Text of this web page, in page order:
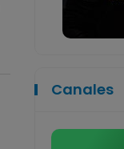
Canales